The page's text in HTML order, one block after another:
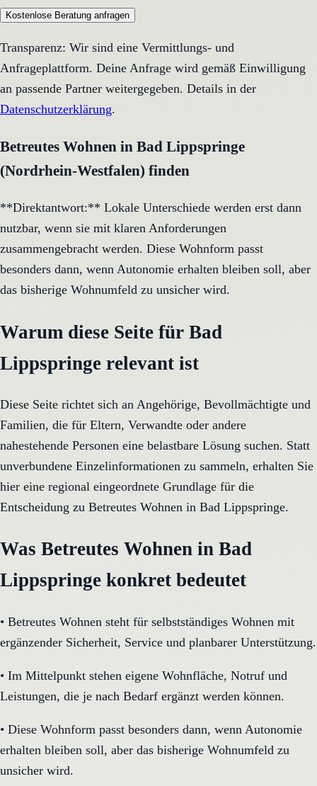
Kostenlose Beratung anfragen
Transparenz: Wir sind eine Vermittlungs- und
Anfrageplattform. Deine Anfrage wird gemäß Einwilligung
an passende Partner weitergegeben. Details in der
Datenschutzerklärung.
Betreutes Wohnen in Bad Lippspringe
(Nordrhein-Westfalen) finden
**Direktantwort:** Lokale Unterschiede werden erst dann
nutzbar, wenn sie mit klaren Anforderungen
zusammengebracht werden. Diese Wohnform passt
besonders dann, wenn Autonomie erhalten bleiben soll, aber
das bisherige Wohnumfeld zu unsicher wird.
Warum diese Seite für Bad
Lippspringe relevant ist
Diese Seite richtet sich an Angehörige, Bevollmächtigte und
Familien, die für Eltern, Verwandte oder andere
nahestehende Personen eine belastbare Lösung suchen. Statt
unverbundene Einzelinformationen zu sammeln, erhalten Sie
hier eine regional eingeordnete Grundlage für die
Entscheidung zu Betreutes Wohnen in Bad Lippspringe.
Was Betreutes Wohnen in Bad
Lippspringe konkret bedeutet
• Betreutes Wohnen steht für selbstständiges Wohnen mit
ergänzender Sicherheit, Service und planbarer Unterstützung.
• Im Mittelpunkt stehen eigene Wohnfläche, Notruf und
Leistungen, die je nach Bedarf ergänzt werden können.
• Diese Wohnform passt besonders dann, wenn Autonomie
erhalten bleiben soll, aber das bisherige Wohnumfeld zu
unsicher wird.